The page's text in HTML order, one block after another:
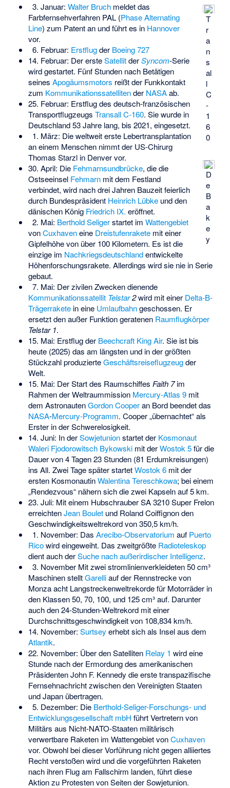
T
r
a
n
s
al
l
C
-
1
6
0
D
e
B
a
k
e
y
3. Januar: Walter Bruchmeldet das
Farbfernsehverfahren PAL (Phase Alternating
Line) zum Patent an und führt es in Hannover
vor.
6. Februar: Erstflugder Boeing 727
14. Februar: Der ersteSatellitderSyncom-Serie
wird gestartet. Fünf Stunden nach Betätigen
seines Apogäumsmotors reißt der Funkkontakt
zum Kommunikationssatellitender NASAab.
25. Februar: Erstflug des deutsch-französischen
Transportflugzeugs Transall C-160. Sie wurde in
Deutschland 53 Jahre lang, bis 2021, eingesetzt.
1. März: Die weltweit erste Lebertransplantation
an einem Menschen nimmt der US-Chirurg
Thomas Starzl in Denver vor.
30. April: Die Fehmarnsundbrücke, die die
Ostseeinsel Fehmarnmit dem Festland
verbindet, wird nach drei Jahren Bauzeit feierlich
durch Bundespräsident Heinrich Lübkeund den
dänischen König Friedrich IX. eröffnet.
2. Mai: Berthold Seligerstartet im Wattengebiet
vonCuxhaveneine Dreistufenraketemit einer
Gipfelhöhe von über 100 Kilometern. Es ist die
einzige im Nachkriegsdeutschlandentwickelte
Höhenforschungsrakete. Allerdings wird sie nie in Serie
gebaut.
7. Mai: Der zivilen Zwecken dienende
Kommunikationssatellit Telstar2wird mit einer Delta-B-
Trägerraketein eine Umlaufbahngeschossen. Er
ersetzt den außer Funktion geratenen Raumflugkörper
Telstar 1.
15. Mai: Erstflug der Beechcraft King Air. Sie ist bis
heute (2025) das am längsten und in der größten
Stückzahl produzierteGeschäftsreiseflugzeugder
Welt.
15. Mai: Der Start des Raumschiffes Faith 7im
Rahmen der Weltraummission Mercury-Atlas 9mit
dem AstronautenGordon Cooperan Bord beendet das
NASA-Mercury-Programm. Cooper „übernachtet“ als
Erster in der Schwerelosigkeit.
14. Juni: In derSowjetunionstartet der Kosmonaut
Waleri Fjodorowitsch Bykowskimit derWostok 5für die
Dauer von 4 Tagen 23 Stunden (81 Erdumkreisungen)
ins All. Zwei Tage später startetWostok 6mit der
ersten KosmonautinWalentina Tereschkowa; bei einem
„Rendezvous“ nähern sich die zwei Kapseln auf 5 km.
23. Juli: Mit einem HubschrauberSA 3210 Super Frelon
erreichtenJean Bouletund Roland Coiffignonden
Geschwindigkeitsweltrekord von 350,5 km/h.
1. November: Das Arecibo-Observatorium auf Puerto
Ricowird eingeweiht. Das zweitgrößte Radioteleskop
dient auch derSuche nach außerirdischer Intelligenz.
3. November Mit zwei stromlinienverkleideten 50 cm³
Maschinen stelltGarelliauf der Rennstrecke von
Monza acht Langstreckenweltrekorde für Motorräder in
den Klassen 50, 70, 100, und 125 cm³ auf. Darunter
auch den 24-Stunden-Weltrekord mit einer
Durchschnittsgeschwindigkeit von 108,834 km/h.
14. November: Surtsey erhebt sich als Insel aus dem
Atlantik.
22. November: Über den Satelliten Relay 1 wird eine
Stunde nach der Ermordung des amerikanischen
Präsidenten John F. Kennedy die erste transpazifische
Fernsehnachricht zwischen den Vereinigten Staaten
und Japan übertragen.
5. Dezember: Die Berthold-Seliger-Forschungs- und
Entwicklungsgesellschaft mbH führt Vertretern von
Militärs aus Nicht-NATO-Staaten militärisch
verwertbare Raketen im Wattengebiet vonCuxhaven
vor. Obwohl bei dieser Vorführung nicht gegen alliiertes
Recht verstoßen wird und die vorgeführten Raketen
nach ihren Flug am Fallschirm landen, führt diese
Aktion zu Protesten von Seiten der Sowjetunion.